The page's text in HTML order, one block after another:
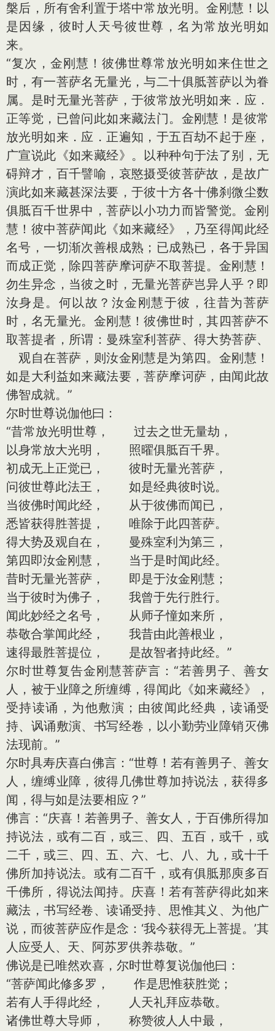
槃后，所有舍利置于塔中常放光明。金刚慧！以
是因缘，彼时人天号彼世尊，名为常放光明如
来。
“复次，金刚慧！彼佛世尊常放光明如来住世之
时，有一菩萨名无量光，与二十俱胝菩萨以为眷
属。是时无量光菩萨，于彼常放光明如来．应．
正等觉，已曾问此如来藏法门。金刚慧！是彼常
放光明如来．应．正遍知，于五百劫不起于座，
广宣说此《如来藏经》。以种种句于法了别，无
碍辩才，百千譬喻，哀愍摄受彼菩萨故，是故广
演此如来藏甚深法要，于彼十方各十佛刹微尘数
俱胝百千世界中，菩萨以小功力而皆警觉。金刚
慧！彼中菩萨闻此《如来藏经》，乃至得闻此经
名号，一切渐次善根成熟；已成熟已，各于异国
而成正觉，除四菩萨摩诃萨不取菩提。金刚慧！
勿生异念，当彼之时，无量光菩萨岂异人乎？即
汝身是。何以故？汝金刚慧于彼，往昔为菩萨
时，名无量光。金刚慧！彼佛世时，其四菩萨不
取菩提者，所谓：曼殊室利菩萨、得大势菩萨、
观自在菩萨，则汝金刚慧是为第四。金刚慧！
如是大利益如来藏法要，菩萨摩诃萨，由闻此故
佛智成就。”
尔时世尊说伽他曰：
“昔常放光明世尊， 过去之世无量劫，
以身常放大光明， 照曜俱胝百千界。
初成无上正觉已， 彼时无量光菩萨，
问彼世尊此法王， 如是经典彼时说。
当彼佛时闻此经， 从于彼佛而闻已，
悉皆获得胜菩提， 唯除于此四菩萨。
得大势及观自在， 曼殊室利为第三，
第四即汝金刚慧， 当于是时闻此经。
昔时无量光菩萨， 即是于汝金刚慧；
当于彼时为佛子， 我曾于先行胜行。
闻此妙经之名号， 从师子憧如来所，
恭敬合掌闻此经， 我昔由此善根业，
速得最胜菩提位， 是故智者持此经。”
尔时世尊复告金刚慧菩萨言：“若善男子、善女
人，被于业障之所缠缚，得闻此《如来藏经》，
受持读诵，为他敷演；由彼闻此经典，读诵受
持、讽诵敷演、书写经卷，以小勤劳业障销灭佛
法现前。”
尔时具寿庆喜白佛言：“世尊！若有善男子、善女
人，缠缚业障，彼得几佛世尊加持说法，获得多
闻，得与如是法要相应？”
佛言：“庆喜！若善男子、善女人，于百佛所得加
持说法，或有二百，或三、四、五百，或千，或
二千，或三、四、五、六、七、八、九，或十千
佛所加持说法。或有二百千，或有俱胝那庾多百
千佛所，得说法闻持。庆喜！若有菩萨得此如来
藏法，书写经卷、读诵受持、思惟其义、为他广
说，而彼菩萨应作是念：‘我今获得无上菩提。’其
人应受人、天、阿苏罗供养恭敬。”
佛说是已唯然欢喜，尔时世尊复说伽他曰：
“菩萨闻此修多罗， 作是思惟获胜觉；
若有人手得此经， 人天礼拜应恭敬。
诸佛世尊大导师， 称赞彼人人中最，